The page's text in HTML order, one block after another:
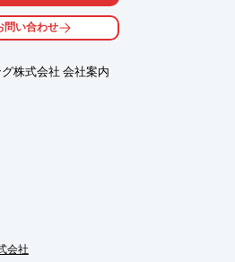
料より閲覧いただけます。
合わせ下さい。
問い合わせ
株式会社 会社案内
会社